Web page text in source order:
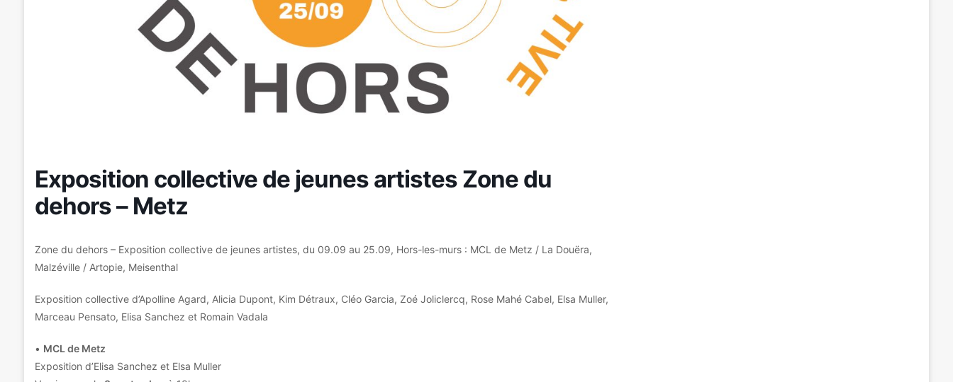
Exposition collective de jeunes artistes Zone du
dehors – Metz
Zone du dehors – Exposition collective de jeunes artistes, du 09.09 au 25.09, Hors-les-murs : MCL de Metz / La Douëra,
Malzéville / Artopie, Meisenthal
Exposition collective d’Apolline Agard, Alicia Dupont, Kim Détraux, Cléo Garcia, Zoé Joliclercq, Rose Mahé Cabel, Elsa Muller,
Marceau Pensato, Elisa Sanchez et Romain Vadala
• MCL de Metz
Exposition d’Elisa Sanchez et Elsa Muller